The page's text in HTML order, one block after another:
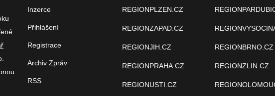
Inzerce
Přihlášení
Registrace
Archiv Zpráv
RSS
REGIONPLZEN.CZ
REGIONZAPAD.CZ
REGIONJIH.CZ
REGIONPRAHA.CZ
REGIONUSTI.CZ
REGIONBRNO.CZ
REGIONZLIN.CZ